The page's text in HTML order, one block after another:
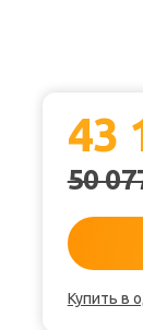
43
50
Купить в